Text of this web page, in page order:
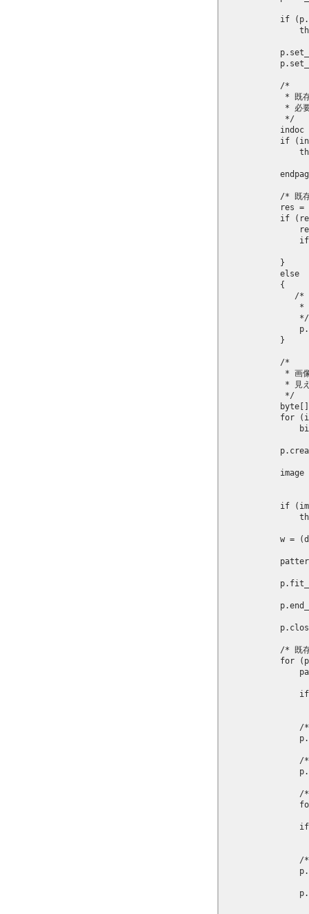
if
            /*
* 既存
* 必要
             */
indoc
if
/* 既存
res =
if
            }
            else
            {
/*
*
                */
            }
            /*
* 画像
* 見え
             */
for
image
if
w =
/* 既
for
/*
/*
/*
/*